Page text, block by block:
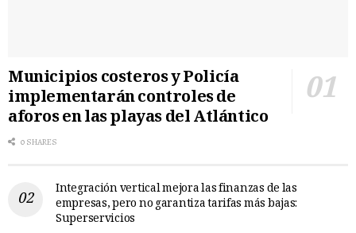
Municipios costeros y Policía
implementarán controles de
aforos en las playas del Atlántico
0 SHARES
Integración vertical mejora las finanzas de las
empresas, pero no garantiza tarifas más bajas:
Superservicios